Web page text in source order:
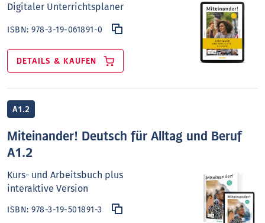
Digitaler Unterrichtsplaner
ISBN:978-3-19-061891-0
DETAILS & KAUFEN
A1.2
Miteinander! Deutsch für Alltag und Beruf
A1.2
Kurs- und Arbeitsbuch plus
interaktive Version
ISBN:978-3-19-501891-3